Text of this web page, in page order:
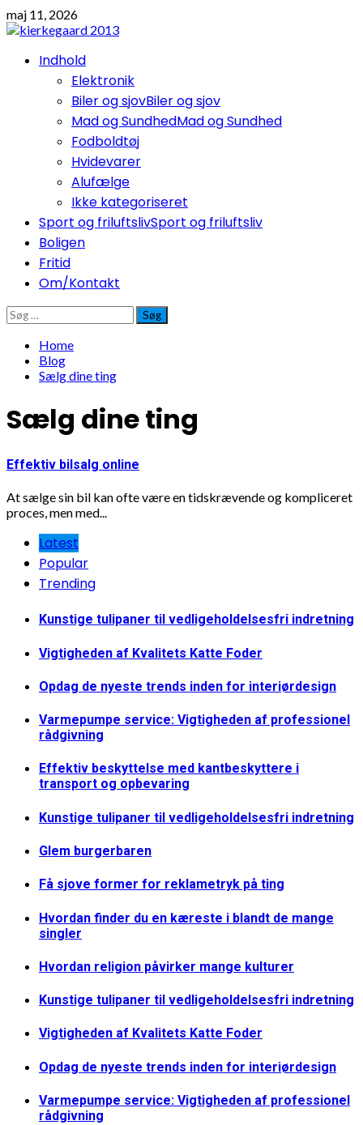
Skip
to
maj 11, 2026
PrimaryIndhold
Elektronik
Biler og sjovBiler og sjov
Mad og SundhedMad og Sundhed
Fodboldtøj
Hvidevarer
Alufælge
Ikke kategoriseret
Sport og friluftslivSport og friluftsliv
Boligen
Fritid
Om/Kontakt
Søg
efter:
Home
Blog
Sælg dine ting
Sælg dine ting
Effektiv bilsalg online
At sælge sin bil kan ofte være en tidskrævende og kompliceret
proces, men med...
Latest
Popular
Trending
Kunstige tulipaner til vedligeholdelsesfri indretning
Vigtigheden af Kvalitets Katte Foder
Opdag de nyeste trends inden for interiørdesign
Varmepumpe service: Vigtigheden af professionel
rådgivning
Effektiv beskyttelse med kantbeskyttere i
transport og opbevaring
Kunstige tulipaner til vedligeholdelsesfri indretning
Glem burgerbaren
Få sjove former for reklametryk på ting
Hvordan finder du en kæreste i blandt de mange
singler
Hvordan religion påvirker mange kulturer
Kunstige tulipaner til vedligeholdelsesfri indretning
Vigtigheden af Kvalitets Katte Foder
Opdag de nyeste trends inden for interiørdesign
Varmepumpe service: Vigtigheden af professionel
rådgivning